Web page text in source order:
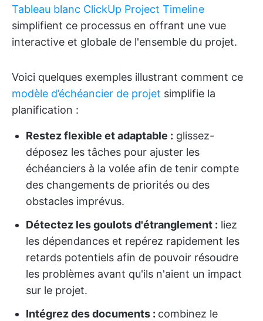
Tableau blanc ClickUp Project Timeline
simplifient ce processus en offrant une vue
interactive et globale de l'ensemble du projet.
Voici quelques exemples illustrant comment ce
modèle d’échéancier de projet simplifie la
planification :
Restez flexible et adaptable : glissez-
déposez les tâches pour ajuster les
échéanciers à la volée afin de tenir compte
des changements de priorités ou des
obstacles imprévus.
Détectez les goulots d'étranglement : liez
les dépendances et repérez rapidement les
retards potentiels afin de pouvoir résoudre
les problèmes avant qu'ils n'aient un impact
sur le projet.
Intégrez des documents : combinez le